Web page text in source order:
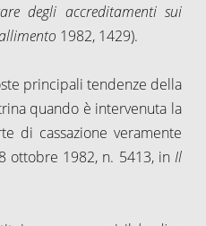
degli accreditamenti sui
1982, 1429).
principali tendenze della
quando è intervenuta la
di cassazione veramente
ottobre 1982, n. 5413, in Il